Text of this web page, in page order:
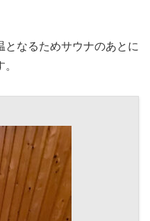
なるためサウナのあとに